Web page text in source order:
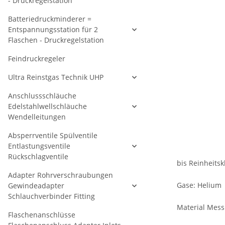
bis
Gase: Helium
Material
Batteriedruckminderer =
Entspannungsstation für 2
Flaschen - Druckregelstation
Feindruckregeler
Ultra Reinstgas Technik UHP
Anschlussschläuche
Edelstahlwellschläuche
Wendelleitungen
Absperrventile Spülventile
Entlastungsventile
Rückschlagventile
Adapter Rohrverschraubungen
Gewindeadapter
Schlauchverbinder Fitting
Flaschenanschlüsse